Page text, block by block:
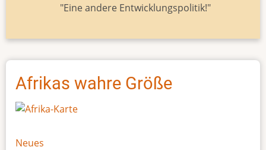
"Eine andere Entwicklungspolitik!"
Afrikas wahre Größe
Neues